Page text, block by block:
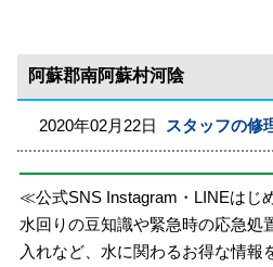
阿蘇郡南阿蘇村河陰
2020年02月22日 スタッフの修
≪公式SNS Instagram・LINEはじ
水回りの豆知識や緊急時の応急処
入れなど、水に関わるお得な情報